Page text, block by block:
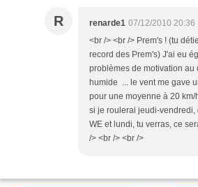
R renarde1 07/12/2010 20:36
<br /> <br /> Prem's ! (tu
record des Prem's) J'ai eu
problèmes de motivation au
humide ... le vent me gave
pour une moyenne à 20
si je roulerai jeudi-vendredi,
WE et lundi, tu verras, ce
/> <br /> <br />